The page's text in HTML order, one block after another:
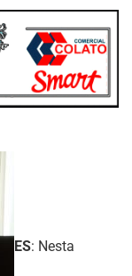
ES: Nesta